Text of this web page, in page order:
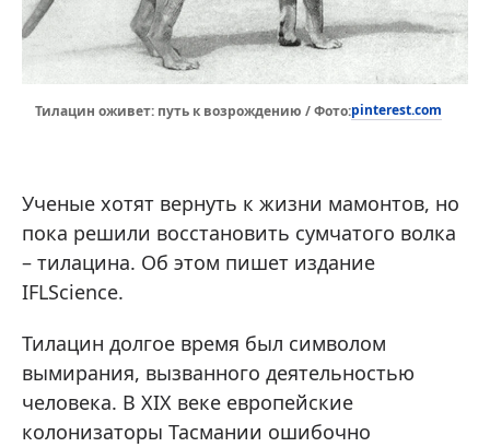
Тилацин оживет: путь к возрождению / Фото:pinterest.com
Ученые хотят вернуть к жизни мамонтов, но
пока решили восстановить сумчатого волка
– тилацина. Об этом пишет издание
IFLScience.
Тилацин долгое время был символом
вымирания, вызванного деятельностью
человека. В XIX веке европейские
колонизаторы Тасмании ошибочно